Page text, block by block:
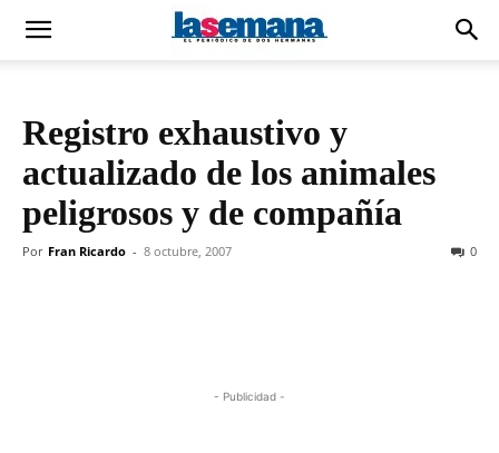
Registro exhaustivo y
actualizado de los animales
peligrosos y de compañía
Por Fran Ricardo - 8 octubre, 2007 0
- Publicidad -